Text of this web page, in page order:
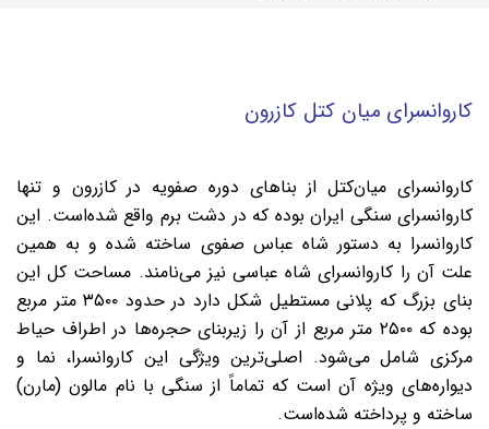
کاروانسرای میان کتل کازرون
کاروانسرای میان‌کتل از بناهای دوره صفویه در کازرون و تنها
کاروانسرای سنگی ایران بوده که در دشت برم واقع شده‌است. این
کاروانسرا به دستور شاه عباس صفوی ساخته شده و به همین
علت آن را کاروانسرای شاه عباسی نیز می‌نامند. مساحت کل این
بنای بزرگ که پلانی مستطیل شکل دارد در حدود ۳۵۰۰ متر مربع
بوده که ۲۵۰۰ متر مربع از آن را زیربنای حجره‌ها در اطراف حیاط
مرکزی شامل می‌شود. اصلی‌ترین ویژگی این کاروانسرا، نما و
دیواره‌های ویژه آن است که تماماً از سنگی با نام مالون (مارن)
ساخته و پرداخته شده‌است.